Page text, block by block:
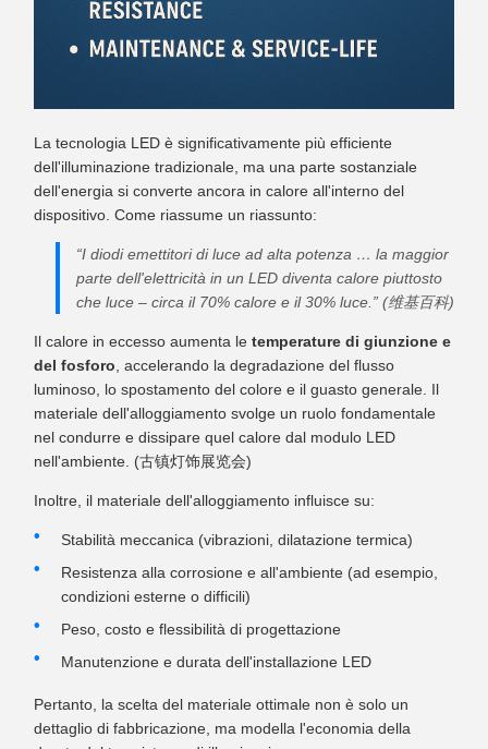
La tecnologia LED è significativamente più efficiente
dell'illuminazione tradizionale, ma una parte sostanziale
dell'energia si converte ancora in calore all'interno del
dispositivo. Come riassume un riassunto:
“I diodi emettitori di luce ad alta potenza … la maggior
parte dell'elettricità in un LED diventa calore piuttosto
che luce – circa il 70% calore e il 30% luce.” (维基百科)
Il calore in eccesso aumenta le temperature di giunzione e
del fosforo, accelerando la degradazione del flusso
luminoso, lo spostamento del colore e il guasto generale. Il
materiale dell'alloggiamento svolge un ruolo fondamentale
nel condurre e dissipare quel calore dal modulo LED
nell'ambiente. (古镇灯饰展览会)
Inoltre, il materiale dell'alloggiamento influisce su:
Stabilità meccanica (vibrazioni, dilatazione termica)
Resistenza alla corrosione e all'ambiente (ad esempio,
condizioni esterne o difficili)
Peso, costo e flessibilità di progettazione
Manutenzione e durata dell'installazione LED
Pertanto, la scelta del materiale ottimale non è solo un
dettaglio di fabbricazione, ma modella l'economia della